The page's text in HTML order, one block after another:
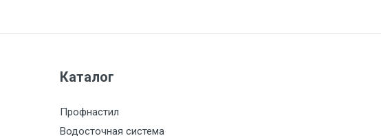
35р./км за МКАД
35р./км за МКАД
Каталог
Профнастил
Водосточная система